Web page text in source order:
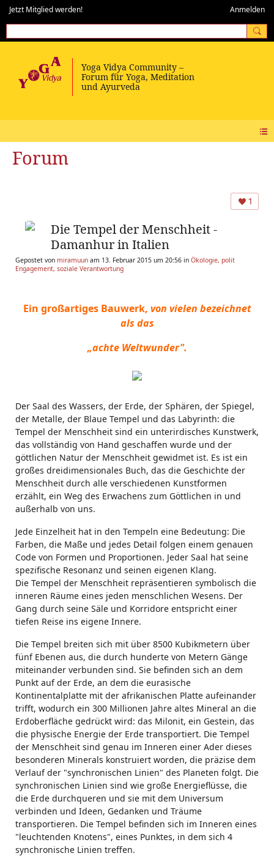
Jetzt Mitglied werden! Anmelden
Forum
1
Die Tempel der Menschheit -
Damanhur in Italien
Gepostet von miramuun am 13. Februar 2015 um 20:56 in Ökologie, polit
Engagement, soziale Verantwortung
Ein großartiges Bauwerk, von vielen bezeichnet
als das
„achte Weltwunder".
Der Saal des Wassers, der Erde, der Sphären, der Spiegel,
der Metalle, der Blaue Tempel und das Labyrinth: die
Tempel der Menschheit sind ein unterirdisches Kunstwerk,
das vollständig von Hand geschaffen wurde und der
göttlichen Natur der Menschheit gewidmet ist. Es ist ein
großes dreidimensionales Buch, das die Geschichte der
Menschheit durch alle verschiedenen Kunstformen
erzählt, ein Weg des Erwachens zum Göttlichen in und
außerhalb von uns.
Jede Einzelheit hat in den Tempeln eine Bedeutung: Die
Farben, die Maße und jedes Detail folgen einem genauen
Code von Formen und Proportionen. Jeder Saal hat seine
spezifische Resonanz und seinen eigenen Klang.
Die Tempel der Menschheit repräsentieren symbolisch die
inneren Räume eines jeden menschlichen Wesens. Der
Gang durch seine Säle und Korridore entspricht einer
tiefen Reise ins eigene Innere.
Die Tempel breiten sich mit über 8500 Kubikmetern über
fünf Ebenen aus, die durch hunderte von Metern Gänge
miteinander verbunden sind. Sie befinden sich an dem
Punkt auf der Erde, an dem die eurasische
Kontinentalplatte mit der afrikanischen Platte aufeinander
trifft, wodurch ein 300 Millionen Jahre altes Mineral an die
Erdoberfläche gedrückt wird: das Milonit, ein Gestein, das
die physische Energie der Erde transportiert. Die Tempel
der Menschheit sind genau im Inneren einer Ader dieses
besonderen Minerals konstruiert worden, die präzise dem
Verlauf der "synchronischen Linien" des Planeten folgt. Die
synchronischen Linien sind wie große Energieflüsse, die
die Erde durchqueren und sie mit dem Universum
verbinden und Ideen, Gedanken und Träume
transportieren. Die Tempel befinden sich im Inneren eines
"leuchtenden Knotens", eines Punktes, in dem sich 4
synchronische Linien treffen.